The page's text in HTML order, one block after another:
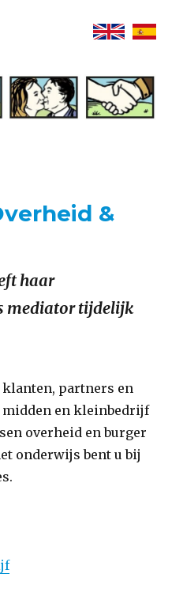
&
haar
mediator tijdelijk
partners en
midden en kleinbedrijf
overheid en burger
onderwijs bent u bij